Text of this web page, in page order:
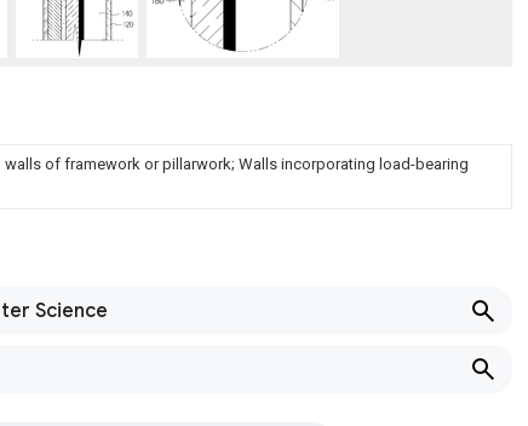
walls of framework or pillarwork; Walls incorporating load-bearing
Science